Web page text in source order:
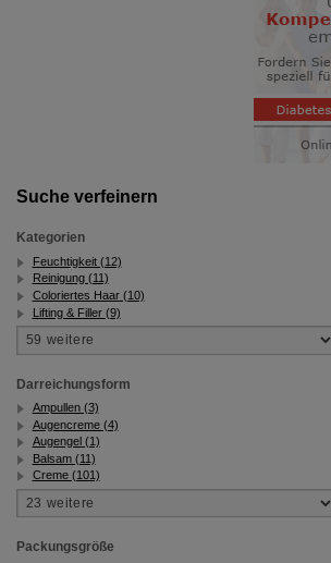
Suche verfeinern
Kategorien
Feuchtigkeit (12)
Reinigung (11)
Coloriertes Haar (10)
Lifting & Filler (9)
Darreichungsform
Ampullen (3)
Augencreme (4)
Augengel (1)
Balsam (11)
Creme (101)
Packungsgröße